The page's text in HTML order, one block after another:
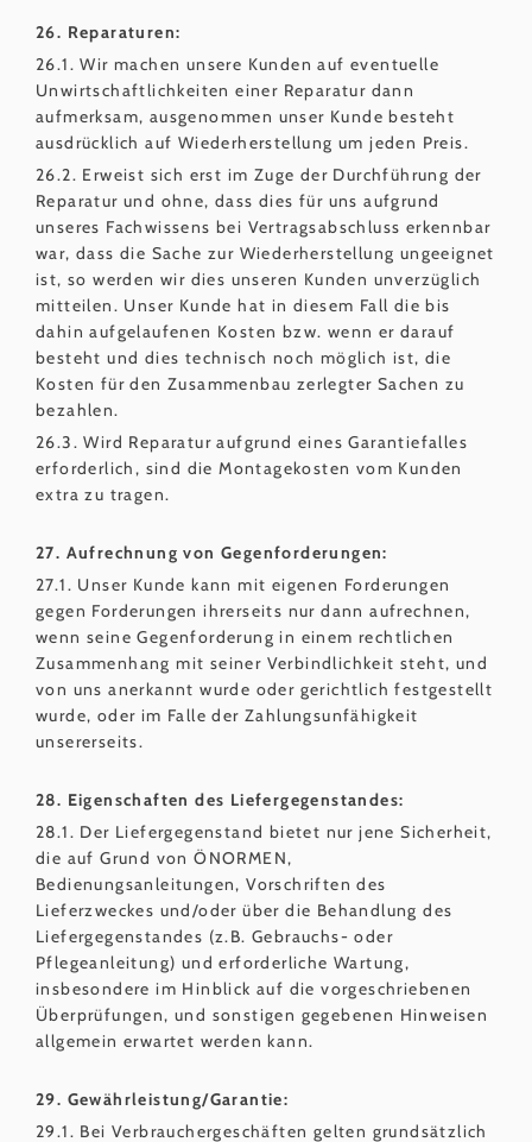
26. Reparaturen:
26.1. Wir machen unsere Kunden auf eventuelle
Unwirtschaftlichkeiten einer Reparatur dann
aufmerksam, ausgenommen unser Kunde besteht
ausdrücklich auf Wiederherstellung um jeden Preis.
26.2. Erweist sich erst im Zuge der Durchführung der
Reparatur und ohne, dass dies für uns aufgrund
unseres Fachwissens bei Vertragsabschluss erkennbar
war, dass die Sache zur Wiederherstellung ungeeignet
ist, so werden wir dies unseren Kunden unverzüglich
mitteilen. Unser Kunde hat in diesem Fall die bis
dahin aufgelaufenen Kosten bzw. wenn er darauf
besteht und dies technisch noch möglich ist, die
Kosten für den Zusammenbau zerlegter Sachen zu
bezahlen.
26.3. Wird Reparatur aufgrund eines Garantiefalles
erforderlich, sind die Montagekosten vom Kunden
extra zu tragen.
27. Aufrechnung von Gegenforderungen:
27.1. Unser Kunde kann mit eigenen Forderungen
gegen Forderungen ihrerseits nur dann aufrechnen,
wenn seine Gegenforderung in einem rechtlichen
Zusammenhang mit seiner Verbindlichkeit steht, und
von uns anerkannt wurde oder gerichtlich festgestellt
wurde, oder im Falle der Zahlungsunfähigkeit
unsererseits.
28. Eigenschaften des Liefergegenstandes:
28.1. Der Liefergegenstand bietet nur jene Sicherheit,
die auf Grund von ÖNORMEN,
Bedienungsanleitungen, Vorschriften des
Lieferzweckes und/oder über die Behandlung des
Liefergegenstandes (z.B. Gebrauchs- oder
Pflegeanleitung) und erforderliche Wartung,
insbesondere im Hinblick auf die vorgeschriebenen
Überprüfungen, und sonstigen gegebenen Hinweisen
allgemein erwartet werden kann.
29. Gewährleistung/Garantie:
29.1. Bei Verbrauchergeschäften gelten grundsätzlich